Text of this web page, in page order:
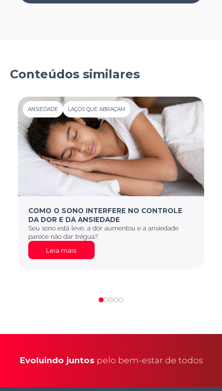
Conteúdos similares
ANSIEDADE LAÇOS QUE ABRAÇAM
COMO O SONO INTERFERE NO CONTROLE
DA DOR E DA ANSIEDADE
Seu sono está leve, a dor aumentou e a ansiedade
parece não dar trégua?
Leia mais
Evoluindo juntos pelo bem-estar de todos